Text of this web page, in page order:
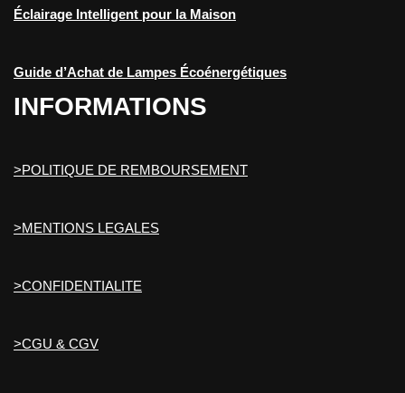
Éclairage Intelligent pour la Maison
Guide d’Achat de Lampes Écoénergétiques
INFORMATIONS
>POLITIQUE DE REMBOURSEMENT
>MENTIONS LEGALES
>CONFIDENTIALITE
>CGU & CGV